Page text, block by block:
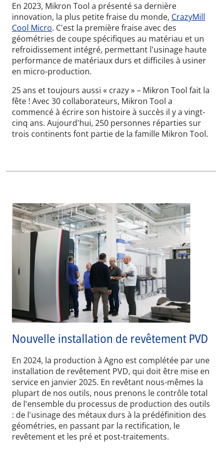
En 2023, Mikron Tool a présenté sa dernière
innovation, la plus petite fraise du monde, CrazyMill
Cool Micro. C'est la première fraise avec des
géométries de coupe spécifiques au matériau et un
refroidissement intégré, permettant l'usinage haute
performance de matériaux durs et difficiles à usiner
en micro-production.
25 ans et toujours aussi « crazy » – Mikron Tool fait la
fête ! Avec 30 collaborateurs, Mikron Tool a
commencé à écrire son histoire à succès il y a vingt-
cinq ans. Aujourd'hui, 250 personnes réparties sur
trois continents font partie de la famille Mikron Tool.
Nouvelle installation de revêtement PVD
En 2024, la production à Agno est complétée par une
installation de revêtement PVD, qui doit être mise en
service en janvier 2025. En revêtant nous-mêmes la
plupart de nos outils, nous prenons le contrôle total
de l'ensemble du processus de production des outils
: de l'usinage des métaux durs à la prédéfinition des
géométries, en passant par la rectification, le
revêtement et les pré et post-traitements.